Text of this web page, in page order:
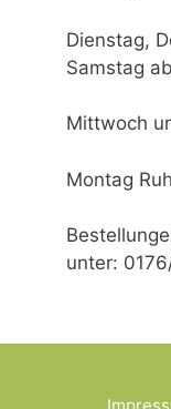
Dienstag,
Samstag
Mittwoch
Montag
unter: